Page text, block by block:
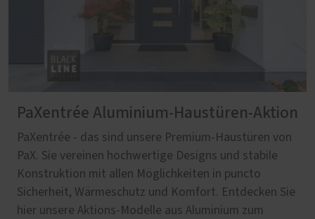
PaXentrée Aluminium-Haustüren-Aktion
PaXentrée - das sind unsere Premium-Haustüren von
PaX. Sie vereinen hochwertige Designs und stabile
Konstruktion mit allen Möglichkeiten in puncto
Sicherheit, Wärmeschutz und Komfort. Entdecken Sie
hier unsere Aktions-Modelle aus Aluminium zum